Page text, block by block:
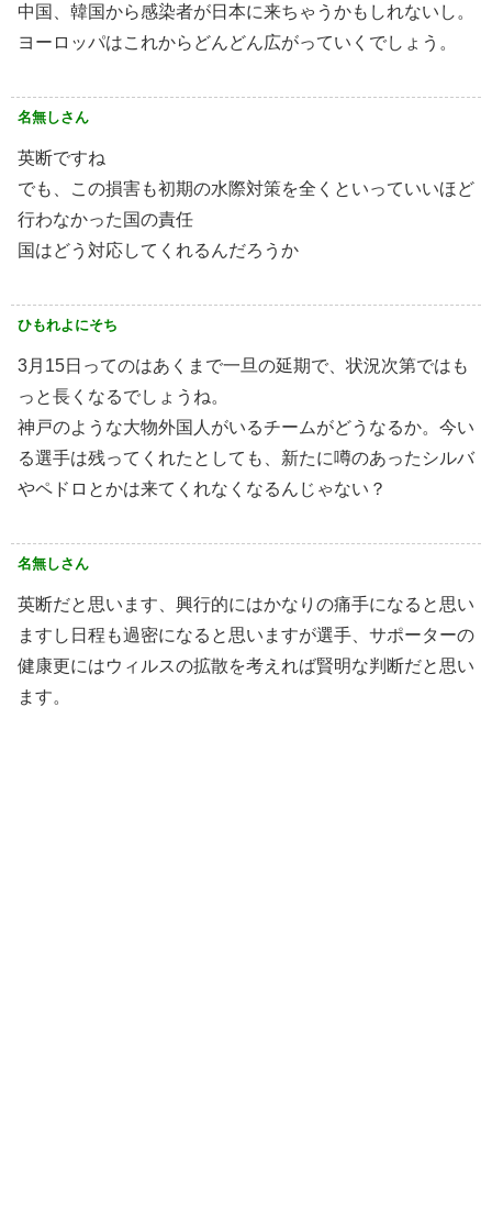
中国、韓国から感染者が日本に来ちゃうかもしれないし。
ヨーロッパはこれからどんどん広がっていくでしょう。
名無しさん
英断ですね
でも、この損害も初期の水際対策を全くといっていいほど
行わなかった国の責任
国はどう対応してくれるんだろうか
ひもれよにそち
3月15日ってのはあくまで一旦の延期で、状況次第ではも
っと長くなるでしょうね。
神戸のような大物外国人がいるチームがどうなるか。今い
る選手は残ってくれたとしても、新たに噂のあったシルバ
やペドロとかは来てくれなくなるんじゃない？
名無しさん
英断だと思います、興行的にはかなりの痛手になると思い
ますし日程も過密になると思いますが選手、サポーターの
健康更にはウィルスの拡散を考えれば賢明な判断だと思い
ます。